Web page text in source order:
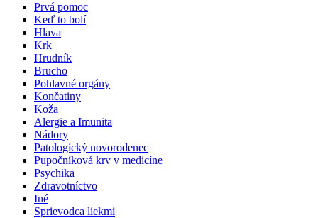
Prvá pomoc
Keď to bolí
Hlava
Krk
Hrudník
Brucho
Pohlavné orgány
Končatiny
Koža
Alergie a Imunita
Nádory
Patologický novorodenec
Pupočníková krv v medicíne
Psychika
Zdravotníctvo
Iné
Sprievodca liekmi